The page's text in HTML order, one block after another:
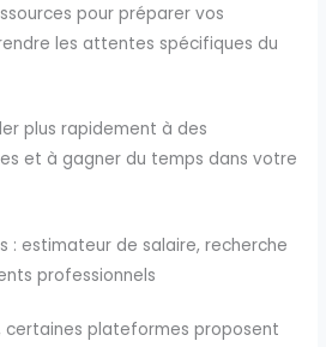
pour préparer vos
les attentes spécifiques du
plus rapidement à des
et à gagner du temps dans votre
: estimateur de salaire, recherche
professionnels
certaines plateformes proposent